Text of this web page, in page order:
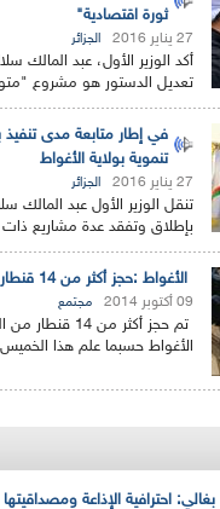
ثورة اقتصادية"
27 يناير 2016 الجزائر
أكد الوزير الأول، عبد المالك
تعديل الدستور هو مشروع
في إطار متابعة مدى
تنموية بولاية الأغواط
27 يناير 2016 الجزائر
تنقل الوزير الأول عبد المالك
بإطلاق وتفقد عدة مشاريع
الأغواط :حجز أكثر من 14 قنطار من الكيف المعالج خلال الـ9 أشهر الأولى من 2014
09 أكتوبر 2014 مجتمع
تم حجز أكثر
الأغواط حسبما علم هذا
بغالي: احترافية الإذاعة ومصداقيتها